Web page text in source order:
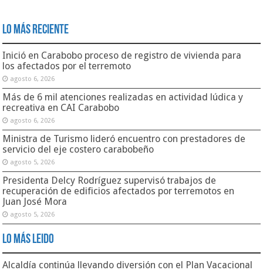
Lo Más Reciente
Inició en Carabobo proceso de registro de vivienda para
los afectados por el terremoto
agosto 6, 2026
Más de 6 mil atenciones realizadas en actividad lúdica y
recreativa en CAI Carabobo
agosto 6, 2026
Ministra de Turismo lideró encuentro con prestadores de
servicio del eje costero carabobeño
agosto 5, 2026
Presidenta Delcy Rodríguez supervisó trabajos de
recuperación de edificios afectados por terremotos en
Juan José Mora
agosto 5, 2026
Lo Más Leido
Alcaldía continúa llevando diversión con el Plan Vacacional